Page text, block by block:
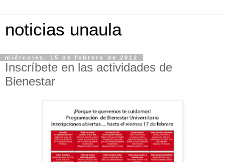
noticias unaula
miércoles, 15 de febrero de 2012
Inscríbete en las actividades de
Bienestar